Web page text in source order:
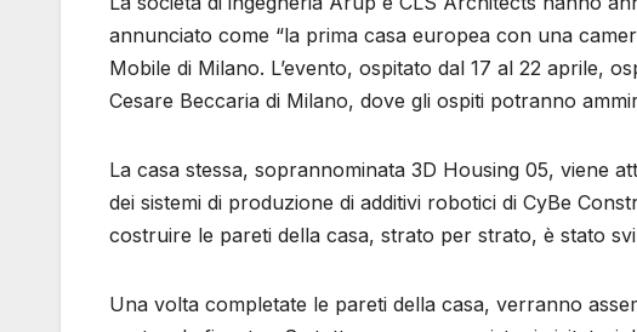
annunciato come “la prima casa europea con una
Mobile di Milano. L’evento, ospitato dal 17 al 22 aprile,
Cesare Beccaria di Milano, dove gli ospiti potranno
La casa stessa, soprannominata 3D Housing 05, viene
dei sistemi di produzione di additivi robotici di CyBe
costruire le pareti della casa, strato per strato, è stato
Una volta completate le pareti della casa, verranno